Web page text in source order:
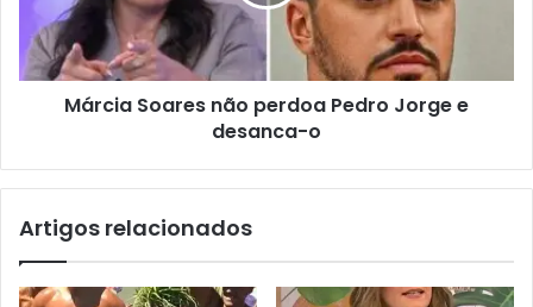
Márcia Soares não perdoa Pedro Jorge e
desanca-o
Artigos relacionados